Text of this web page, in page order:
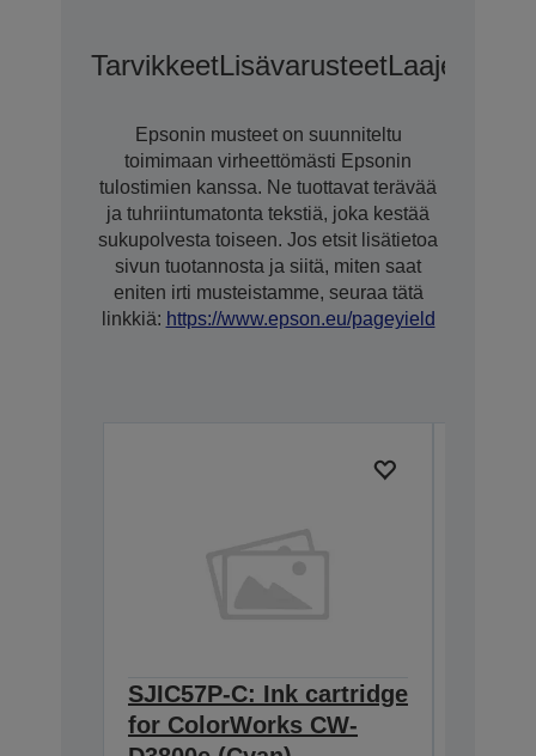
TarvikkeetLisävarusteet
Epsonin musteet on suunniteltu
toimimaan virheettömästi Epsonin
tulostimien kanssa. Ne tuottavat terävää
ja tuhriintumatonta tekstiä, joka kestää
sukupolvesta toiseen. Jos etsit lisätietoa
sivun tuotannosta ja siitä, miten saat
eniten irti musteistamme, seuraa tätä
linkkiä: https://www.epson.eu/pageyield
SJIC57P-C: Ink cartridge
for ColorWorks CW-